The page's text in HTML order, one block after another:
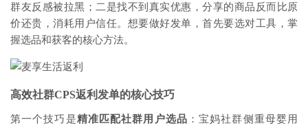
群友反感被拉黑；二是找不到真实优惠，分享的商品反而比原
价还贵，消耗用户信任。想要做好发单，首先要选对工具，掌
握选品和获客的核心方法。
高效社群CPS返利发单的核心技巧
第一个技巧是精准匹配社群用户选品 ：宝妈社群侧重母婴用